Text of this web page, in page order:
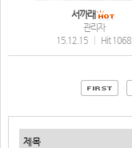
서까래
관리자
15.12.15
Hit 1068